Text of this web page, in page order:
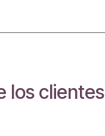
los clientes